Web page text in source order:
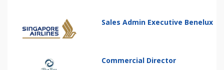
Sales Admin Executive Benelux
Commercial Director